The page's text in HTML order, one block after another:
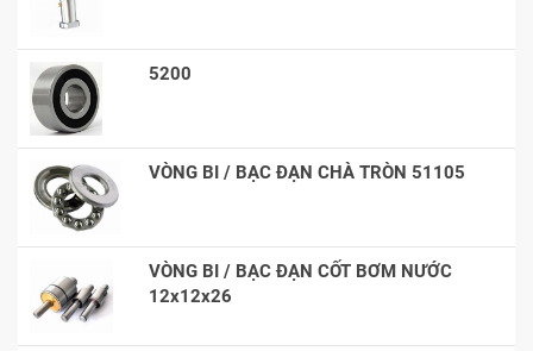
5200
VÒNG BI / BẠC ĐẠN CHÀ TRÒN 51105
VÒNG BI / BẠC ĐẠN CỐT BƠM NƯỚC
12x12x26